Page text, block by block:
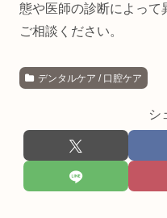
態や医師の診断によって
ご相談ください。
デンタルケア / 口腔ケア
シ